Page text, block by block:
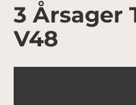
3 Årsager
V48